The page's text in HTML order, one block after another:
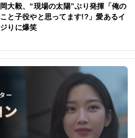
岡大毅、“現場の太陽”ぶり発揮「俺の
こと子役やと思ってます!?」愛あるイ
ジりに爆笑